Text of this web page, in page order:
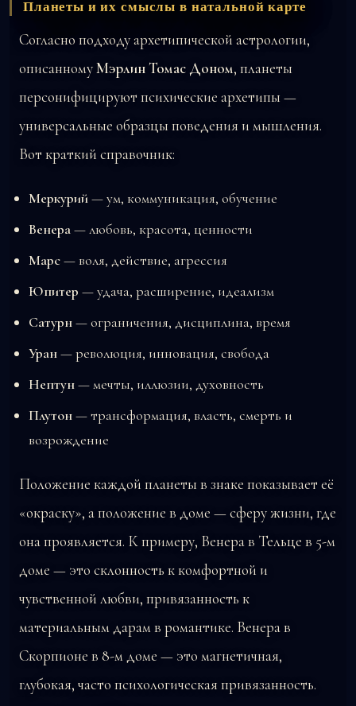
Планеты и их смыслы в натальной карте
Согласно подходу архетипической астрологии,
описанномуМэрлин Томас Доном, планеты
персонифицируют психические архетипы —
универсальные образцы поведения и мышления.
Вот краткий справочник:
Меркурий— ум, коммуникация, обучение
Венера— любовь, красота, ценности
Марс— воля, действие, агрессия
Юпитер — удача, расширение, идеализм
Сатурн— ограничения, дисциплина, время
Уран— революция, инновация, свобода
Нептун— мечты, иллюзии, духовность
Плутон— трансформация, власть, смерть и
возрождение
Положение каждой планеты в знаке показывает её
«окраску», а положение в доме — сферу жизни, где
она проявляется. К примеру, Венера в Тельце в 5-м
доме — это склонность к комфортной и
чувственной любви, привязанность к
материальным дарам в романтике. Венера в
Скорпионе в 8-м доме — это магнетичная,
глубокая, часто психологическая привязанность.